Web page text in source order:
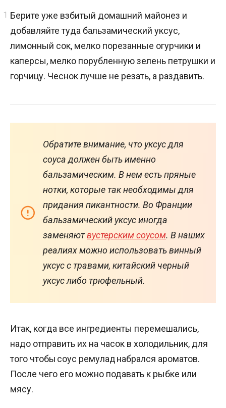
Берите уже взбитый домашний майонез и
добавляйте туда бальзамический уксус,
лимонный сок, мелко порезанные огурчики и
каперсы, мелко порубленную зелень петрушки и
горчицу. Чеснок лучше не резать, а раздавить.
Обратите внимание, что уксус для
соуса должен быть именно
бальзамическим. В нем есть пряные
нотки, которые так необходимы для
придания пикантности. Во Франции
бальзамический уксус иногда
заменяютвустерским соусом. В наших
реалиях можно использовать винный
уксус с травами, китайский черный
уксус либо трюфельный.
Итак, когда все ингредиенты перемешались,
надо отправить их на часок в холодильник, для
того чтобы соус ремулад набрался ароматов.
После чего его можно подавать к рыбке или
мясу.